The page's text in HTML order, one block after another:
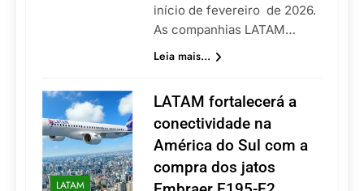
início de fevereiro de 2026.
As companhias LATAM…
Leia mais...
LATAM
LATAM fortalecerá a
conectividade na
América do Sul com a
compra dos jatos